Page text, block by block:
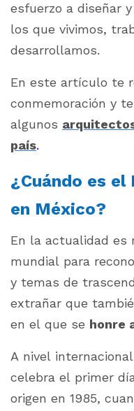
esfuerzo a diseñar
los que vivimos,
desarrollamos.
En este artículo te
conmemoración y
algunos
país.
¿Cuándo es
en México?
En la actualidad es
mundial para
y temas de
extrañar que
en el que se honre
A nivel
celebra el primer
origen en 1985,